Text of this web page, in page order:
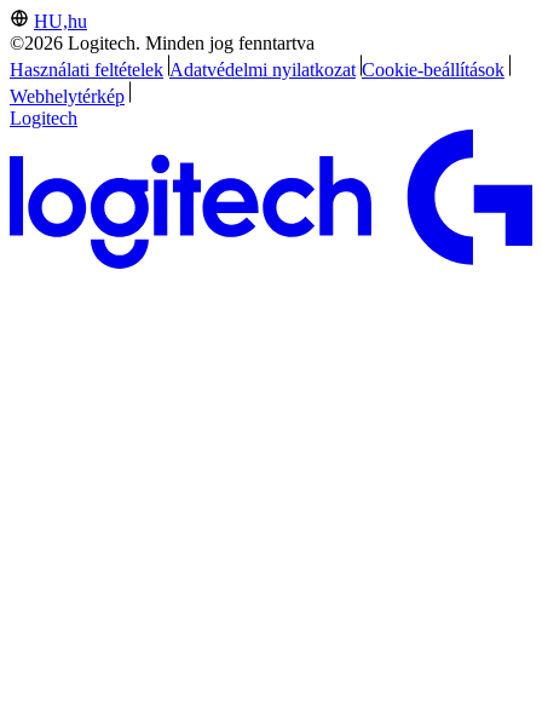
HU,hu
©2026 Logitech. Minden jog fenntartva
Használati feltételek Adatvédelmi nyilatkozat Cookie-beállítások
Webhelytérkép
Logitech